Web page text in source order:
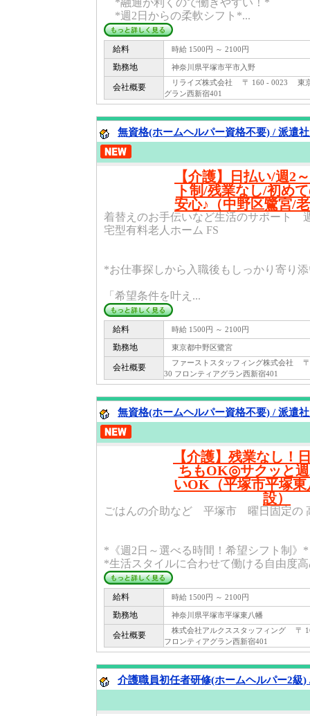
*融通が利くので働きやすい！*
*週2日からの柔軟シフト*...
給料 時給 1500円 ～ 2100円
勤務地 神奈川県平塚市平市入野
会社概要
リライズ株式会社 〒 160 - 0023 東京
グラン西新宿401
無資格(ホームヘルパー資格不要) / 派遣
【介護】日払い/週2
ト制/残業なし/初め
安心♪（中野区鷺宮/
着替えのお手伝いなど生活のサポート
宅型有料老人ホーム FS
*お仕事探しから入職後もしっかり寄り
「希望条件を叶え...
給料 時給 1500円 ～ 2100円
勤務地 東京都中野区鷺宮
会社概要
ファーストスタッフィング株式会社
30 フロンティアグラン西新宿401
無資格(ホームヘルパー資格不要) / 派遣
【介護】残業なし！
ちもOK◎サクッと
いOK（平塚市平塚
設）
ごはんの介助など 平塚市 曜日固定の
*《週2日～選べる時間！希望シフト制》*
*生活スタイルに合わせて働ける自由度
給料 時給 1500円 ～ 2100円
勤務地 神奈川県平塚市平塚東八幡
会社概要
株式会社アルクススタッフィング 〒
フロンティアグラン西新宿401
介護職員初任者研修(ホームヘルパー2級)